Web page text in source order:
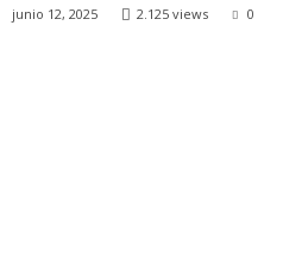
junio 12, 2025 2.125 views 0